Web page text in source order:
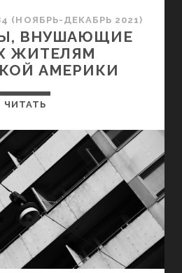
(НОЯБРЬ-ДЕКАБРЬ 2021)
ВНУШАЮЩИЕ
ЖИТЕЛЯМ
АМЕРИКИ
ЧИТАТЬ